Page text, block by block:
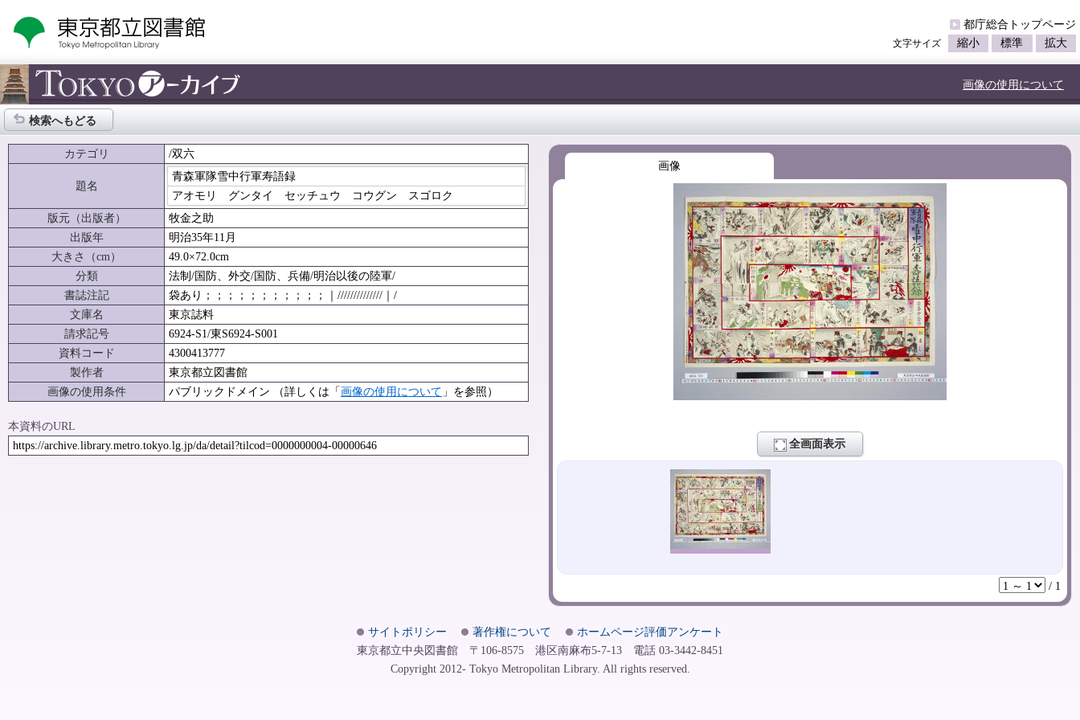
都庁総合トップページ
文字サイズ 縮小 標準 拡大
画像の使用について
検索へもどる
カテゴリ /双六
題名
青森軍隊雪中行軍寿語録
アオモリ グンタイ セッチュウ コウグン スゴロク
版元（出版者）
牧金之助
出版年
明治35年11月
大きさ（cm）
49.0×72.0cm
分類
法制/国防、外交/国防、兵備/明治以後の陸軍/
書誌注記
袋あり；；；；；；；；；；；｜//////////////｜/
文庫名
東京誌料
請求記号
6924-S1/東S6924-S001
資料コード
4300413777
製作者
東京都立図書館
画像の使用条件
パブリックドメイン （詳しくは「画像の使用について 」を参照）
本資料のURL
https://archive.library.metro.tokyo.lg.jp/da/detail?tilcod=0000000004-00000646
画像
全画面表示
/ 1
サイトポリシー 著作権について
ホームページ評価アンケート
東京都立中央図書館 〒106-8575 港区南麻布5-7-13 電話 03-3442-8451
Copyright 2012- Tokyo Metropolitan Library. All rights reserved.